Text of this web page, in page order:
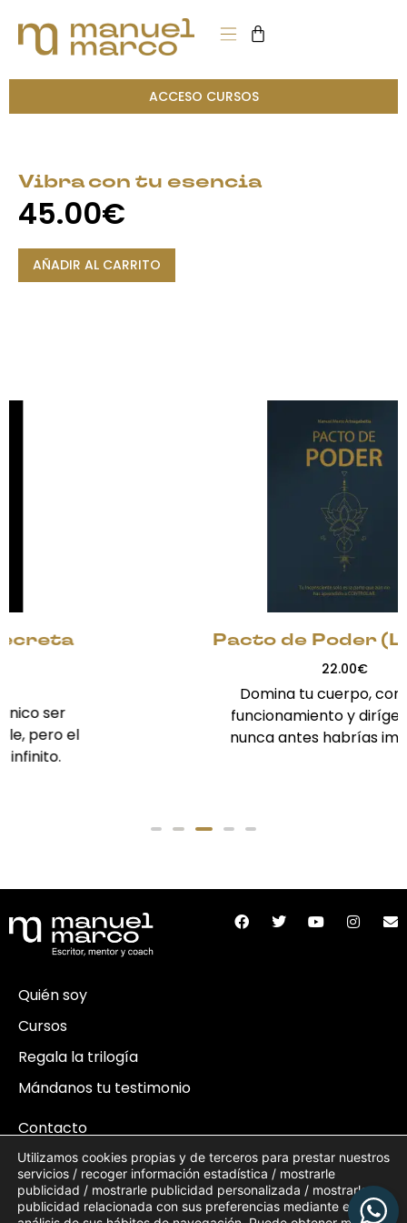
ACCESO CURSOS
Vibra con tu esencia
45.00€
AÑADIR AL CARRITO
Pacto de Poder (Libro 2)
Domina tu cuerpo, conoce su
funcionamiento y dirígelo como
nunca antes habrías imaginado.
Quién soy
Cursos
Regala la trilogía
Mándanos tu testimonio
Contacto
Incidencias
Condiciones de compra
Utilizamos cookies propias y de terceros para prestar nuestros
servicios / recoger información estadística / mostrarle
publicidad / mostrarle publicidad personalizada / mostrarle
publicidad relacionada con sus preferencias mediante el